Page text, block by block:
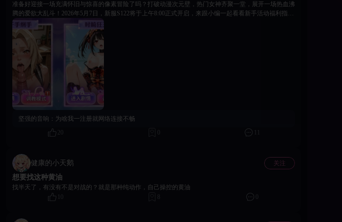
准备好迎接一场充满怀旧与惊喜的像素冒险了吗？打破动漫次元壁，热门女神齐聚一堂，展开一场热血沸
腾的爱欲大乱斗！2026年5月7日，新服S122将于上午8:00正式开启，来跟小编一起看看新手活动福利指南
吧！ 🔥 扫荡特权 · 新手必买，加速升级，快人一等！ 💎 每日单笔充值返利（每档每日限2次，每日0点重
置） 单笔充值 60 钻石：钻石×60、高级召唤贴纸×8、初级材料礼包×1 单笔充值 300 钻石：钻石×300、高
级召唤贴纸×10、初级材料礼包×2 单笔充值 680 钻石：钻石×680、高级召唤贴纸×20、热血勋章×8、初级
材料礼包×3 单笔充值 1280 钻石：钻石×1280、特定牌×1、热血勋章×15、初级材料礼包×5 单笔充值 3280
钻石：钻石×3280、中级登神礼包×4、生命之果×10、中级材料礼包×5 单笔充值 6480 钻石：钻石×6480、
幻螺湮城教本×1、中级材料礼包×10 单笔充值 19980 钻石：钻石×19980、神话7星替身×1、强力不朽自选
礼包×1、高级材料礼包×10 【规则说明】 活动期间，充值对应档位即可获得该档位的返利（每档每日限2
购买商品仍可正常享受活动。 📅 每日累计充值返利 累计充值 10000 钻石：极品宝具自选宝箱×1、光明超
稀有碎片×100、高级召唤贴纸×20、初级材料礼包×6 累计充值 15000 钻石：热血勋章×60、黑暗超稀有碎
片×100、高级召唤贴纸×30、初级材料礼包×12 累计充值 25000 钻石：宝具改造礼包×1、三系超稀有自选
神话4星替身礼包×1、特定牌×10 【规则说明】 活动期间，当日累计充值达到指定档次，即可获得对应返
体验，百位热门动漫女神在游戏世界中等你临幸，我们不见不散！欢迎前往18Game社区分享你的游戏体
坚强的音响： 为啥我一注册就网络连接不畅
20
0
健康的小天鹅 关注
想要找这种黄油
找半天了，有没有不是对战的？就是那种纯动作，自己操控的黄油
10
8 0